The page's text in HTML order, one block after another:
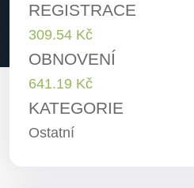
REGISTRACE
309.54 Kč
OBNOVENÍ
641.19 Kč
KATEGORIE
Ostatní